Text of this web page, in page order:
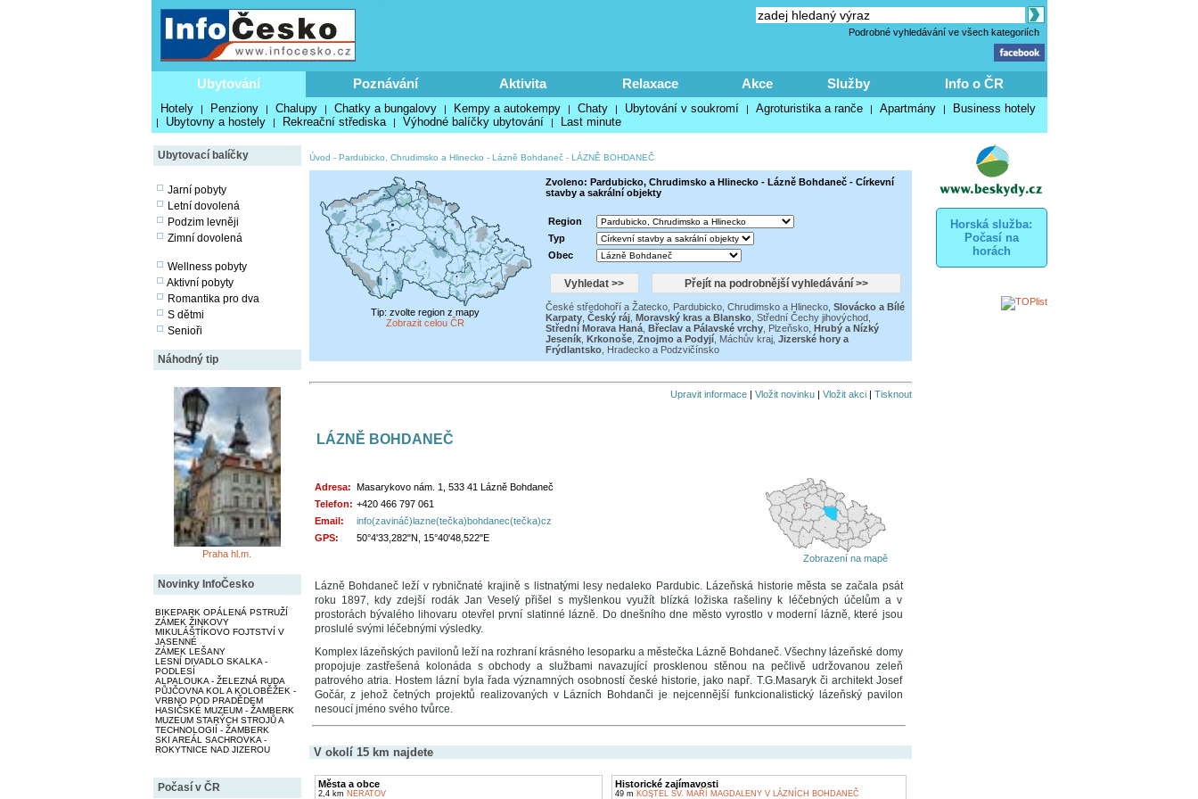
Podrobné vyhledávání ve všech kategoriích
Ubytování Poznávání Aktivita Relaxace Akce Služby Info o ČR
Hotely | Penziony | Chalupy | Chatky a bungalovy | Kempy a autokempy | Chaty | Ubytování v soukromí | Agroturistika a ranče | Apartmány | Business hotely
| Ubytovny a hostely | Rekreační střediska | Výhodné balíčky ubytování | Last minute
Ubytovací balíčky
Jarní pobyty
Letní dovolená
Podzim levněji
Zimní dovolená
Wellness pobyty
Aktivní pobyty
Romantika pro dva
S dětmi
Senioři
Náhodný tip
Praha hl.m.
Novinky InfoČesko
BIKEPARK OPÁLENÁ PSTRUŽÍ
ZÁMEK ŽINKOVY
MIKULÁŠTÍKOVO FOJTSTVÍ V
JASENNÉ
ZÁMEK LEŠANY
LESNÍ DIVADLO SKALKA -
PODLESÍ
ALPALOUKA - ŽELEZNÁ RUDA
PŮJČOVNA KOL A KOLOBĚŽEK -
VRBNO POD PRADĚDEM
HASIČSKÉ MUZEUM - ŽAMBERK
MUZEUM STARÝCH STROJŮ A
TECHNOLOGIÍ - ŽAMBERK
SKI AREÁL SACHROVKA -
ROKYTNICE NAD JIZEROU
Počasí v ČR
Horská služba:
Počasí na
horách
Úvod - Pardubicko, Chrudimsko a Hlinecko - Lázně Bohdaneč- LÁZNĚ BOHDANEČ
Tip: zvolte region z mapy
Zobrazit celou ČR
Zvoleno: Pardubicko, Chrudimsko a Hlinecko - Lázně Bohdaneč - Církevní
stavby a sakrální objekty
Region
Typ
Obec
České středohoří a Žatecko, Pardubicko, Chrudimsko a Hlinecko, Slovácko a Bílé
Karpaty, Český ráj, Moravský kras a Blansko, Střední Čechy jihovýchod,
Střední Morava Haná, Břeclav a Pálavské vrchy, Plzeňsko, Hrubý a Nízký
Jeseník, Krkonoše, Znojmo a Podyjí, Máchův kraj, Jizerské hory a
Frýdlantsko, Hradecko a Podzvičínsko
Upravit informace| Vložit novinku| Vložit akci| Tisknout
LÁZNĚ BOHDANEČ
Adresa: Masarykovo nám. 1, 533 41 Lázně Bohdaneč
Telefon: +420 466 797 061
Email:
info(zavináč)lazne(tečka)bohdanec(tečka)cz
GPS:
50°4'33,282"N, 15°40'48,522"E
Zobrazení na mapě
Lázně Bohdaneč leží v rybničnaté krajině s listnatými lesy nedaleko Pardubic. Lázeňská historie města se začala psát
roku 1897, kdy zdejší rodák Jan Veselý přišel s myšlenkou využít blízká ložiska rašeliny k léčebných účelům a v
prostorách bývalého lihovaru otevřel první slatinné lázně. Do dnešního dne město vyrostlo v moderní lázně, které jsou
proslulé svými léčebnými výsledky.
Komplex lázeňských pavilonů leží na rozhraní krásného lesoparku a městečka Lázně Bohdaneč. Všechny lázeňské domy
propojuje zastřešená kolonáda s obchody a službami navazující prosklenou stěnou na pečlivě udržovanou zeleň
patrového atria. Hostem lázní byla řada významných osobností české historie, jako např. T.G.Masaryk či architekt Josef
Gočár, z jehož četných projektů realizovaných v Lázních Bohdanči je nejcennější funkcionalistický lázeňský pavilon
nesoucí jméno svého tvůrce.
V okolí 15 km najdete
Města a obce
2,4 km NERATOV
Historické zajímavosti
49 m KOSTEL SV. MAŘÍ MAGDALENY V LÁZNÍCH BOHDANEČ